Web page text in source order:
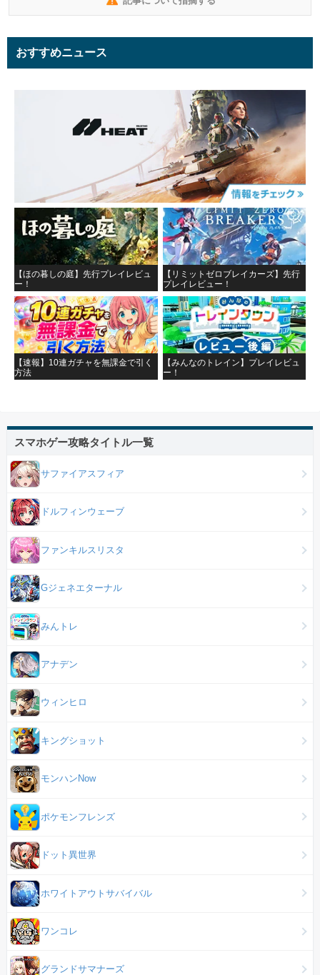
おすすめニュース
【ほの暮しの庭】先行プレイレビュ
ー！
【リミットゼロブレイカーズ】先行
プレイレビュー！
【速報】10連ガチャを無課金で引く
方法
【みんなのトレイン】プレイレビュ
ー！
スマホゲー攻略タイトル一覧
サファイアスフィア
ドルフィンウェーブ
ファンキルスリスタ
Gジェネエターナル
みんトレ
アナデン
ウィンヒロ
キングショット
モンハンNow
ポケモンフレンズ
ドット異世界
ホワイトアウトサバイバル
ワンコレ
グランドサマナーズ